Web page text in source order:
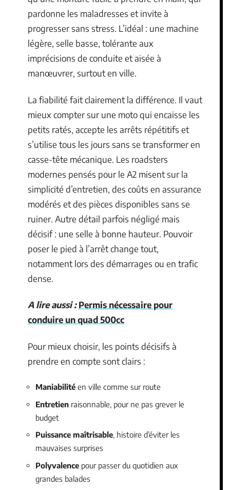
pardonne les maladresses et invite à
progresser sans stress. L’idéal : une machine
légère, selle basse, tolérante aux
imprécisions de conduite et aisée à
manœuvrer, surtout en ville.
La fiabilité fait clairement la différence. Il vaut
mieux compter sur une moto qui encaisse les
petits ratés, accepte les arrêts répétitifs et
s’utilise tous les jours sans se transformer en
casse-tête mécanique. Les roadsters
modernes pensés pour le A2 misent sur la
simplicité d’entretien, des coûts en assurance
modérés et des pièces disponibles sans se
ruiner. Autre détail parfois négligé mais
décisif : une selle à bonne hauteur. Pouvoir
poser le pied à l’arrêt change tout,
notamment lors des démarrages ou en trafic
dense.
A lire aussi : Permis nécessaire pour
conduire un quad 500cc
Pour mieux choisir, les points décisifs à
prendre en compte sont clairs :
Maniabilité en ville comme sur route
Entretien raisonnable, pour ne pas grever le
budget
Puissance maîtrisable, histoire d’éviter les
mauvaises surprises
Polyvalence pour passer du quotidien aux
grandes balades